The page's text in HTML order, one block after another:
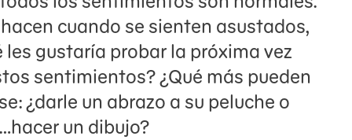
cuando se sienten asustados,
gustaría probar la próxima vez
sentimientos? ¿Qué más pueden
¿darle un abrazo a su peluche o
un dibujo?